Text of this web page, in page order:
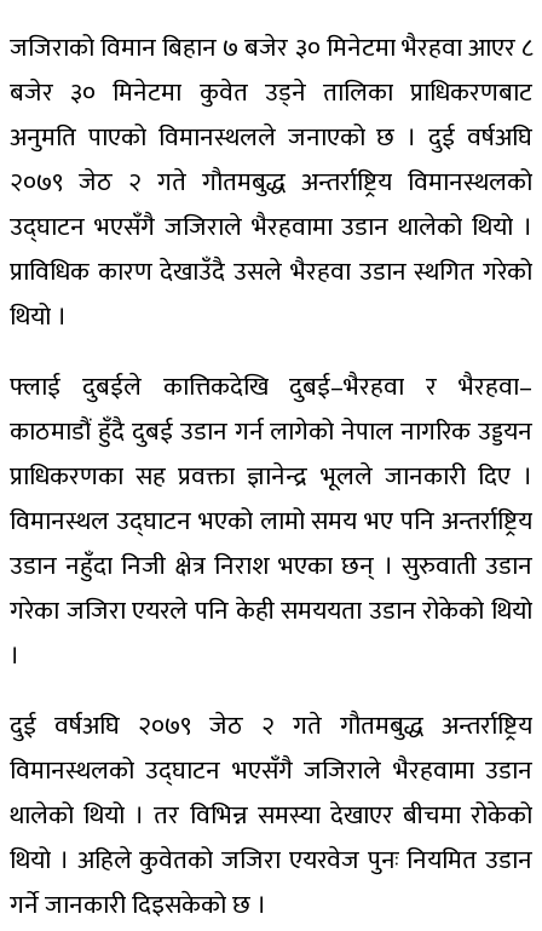
जजिराको विमान बिहान ७ बजेर ३० मिनेटमा भैरहवा आएर ८
बजेर ३० मिनेटमा कुवेत उड्ने तालिका प्राधिकरणबाट
अनुमति पाएको विमानस्थलले जनाएको छ । दुई वर्षअघि
२०७९ जेठ २ गते गौतमबुद्ध अन्तर्राष्ट्रिय विमानस्थलको
उद्घाटन भएसँगै जजिराले भैरहवामा उडान थालेको थियो ।
प्राविधिक कारण देखाउँदै उसले भैरहवा उडान स्थगित गरेको
थियो ।
फ्लाई दुबईले कात्तिकदेखि दुबई–भैरहवा र भैरहवा–
काठमाडौं हुँदै दुबई उडान गर्न लागेको नेपाल नागरिक उड्डयन
प्राधिकरणका सह प्रवक्ता ज्ञानेन्द्र भूलले जानकारी दिए ।
विमानस्थल उद्घाटन भएको लामो समय भए पनि अन्तर्राष्ट्रिय
उडान नहुँदा निजी क्षेत्र निराश भएका छन् । सुरुवाती उडान
गरेका जजिरा एयरले पनि केही समययता उडान रोकेको थियो
।
दुई वर्षअघि २०७९ जेठ २ गते गौतमबुद्ध अन्तर्राष्ट्रिय
विमानस्थलको उद्घाटन भएसँगै जजिराले भैरहवामा उडान
थालेको थियो । तर विभिन्न समस्या देखाएर बीचमा रोकेको
थियो । अहिले कुवेतको जजिरा एयरवेज पुनः नियमित उडान
गर्ने जानकारी दिइसकेको छ ।